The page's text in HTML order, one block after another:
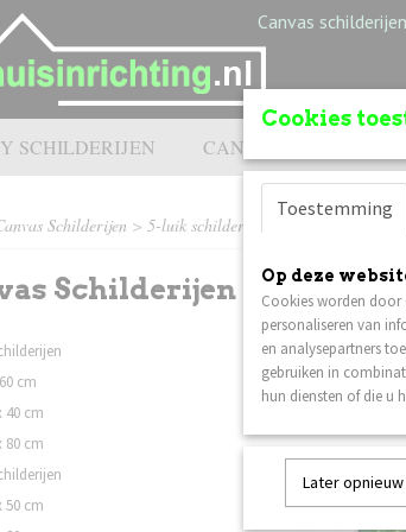
Canvas
SCHILDERIJEN CANVAS
Schilderijen > 5-luik schilderijen
Schilderijen
cm
40 cm
80 cm
50 cm
Verrijk uw
Een 5-luik
te verdelen.
op zoek is naar
Klik
Cookies
Toestemming
Op deze
Cookies worden door
personaliseren van
en analysepartners
gebruiken in
hun diensten of die u
Later